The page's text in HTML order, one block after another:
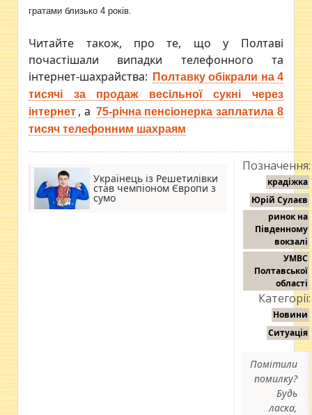
гратами близько 4 років.
Читайте також, про те, що у Полтаві
почастішали випадки телефонного та
інтернет-шахрайства:
Полтавку обікрали на 4
тисячі за продаж весільної сукні через
інтернет , а 75-річна пенсіонерка заплатила 8
тисяч телефонним шахраям
Українець із Решетилівки
став чемпіоном Європи з
сумо
Позначення:
крадіжка
Юрій Сулаєв
ринок на
Південному
вокзалі
УМВС
Полтавської
області
Категорії:
Новини
Ситуація
Помітили
помилку?
Будь
ласка,